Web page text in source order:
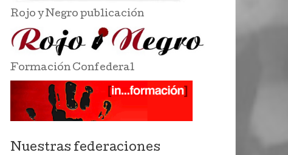
Rojo y Negro publicación
Formación Confederal
Nuestras federaciones